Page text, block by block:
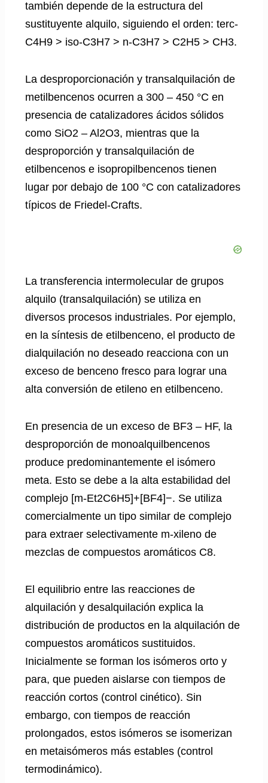
también depende de la estructura del
sustituyente alquilo, siguiendo el orden: terc-
C4H9 > iso-C3H7 > n-C3H7 > C2H5 > CH3.
La desproporcionación y transalquilación de
metilbencenos ocurren a 300 – 450 °C en
presencia de catalizadores ácidos sólidos
como SiO2 – Al2O3, mientras que la
desproporción y transalquilación de
etilbencenos e isopropilbencenos tienen
lugar por debajo de 100 °C con catalizadores
típicos de Friedel-Crafts.
La transferencia intermolecular de grupos
alquilo (transalquilación) se utiliza en
diversos procesos industriales. Por ejemplo,
en la síntesis de etilbenceno, el producto de
dialquilación no deseado reacciona con un
exceso de benceno fresco para lograr una
alta conversión de etileno en etilbenceno.
En presencia de un exceso de BF3 – HF, la
desproporción de monoalquilbencenos
produce predominantemente el isómero
meta. Esto se debe a la alta estabilidad del
complejo [m-Et2C6H5]+[BF4]−. Se utiliza
comercialmente un tipo similar de complejo
para extraer selectivamente m-xileno de
mezclas de compuestos aromáticos C8.
El equilibrio entre las reacciones de
alquilación y desalquilación explica la
distribución de productos en la alquilación de
compuestos aromáticos sustituidos.
Inicialmente se forman los isómeros orto y
para, que pueden aislarse con tiempos de
reacción cortos (control cinético). Sin
embargo, con tiempos de reacción
prolongados, estos isómeros se isomerizan
en metaisómeros más estables (control
termodinámico).